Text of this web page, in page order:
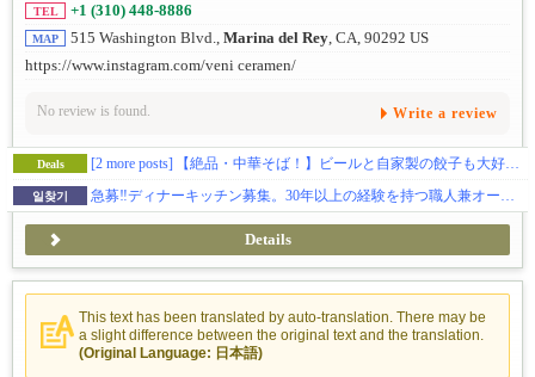
TEL +1 (310) 448-8886
MAP 515 Washington Blvd., Marina del Rey , CA, 90292 US
https://www.instagram.com/veni ceramen/
No review is found. Write a review
Deals [2 more posts] 【絶品・中華そば！】ビールと自家製の餃子も大好評！ベニスビーチすぐの老舗ラーメン屋「Venice Ramen」
일찾기 急募‼︎ディナーキッチン募集。30年以上の経験を持つ職人兼オーナーと共に、アットホームな職場で楽しく価値ある人生を共に歩みましょう。
Details
This text has been translated by auto-translation. There may be
a slight difference between the original text and the translation.
(Original Language: 日本語)